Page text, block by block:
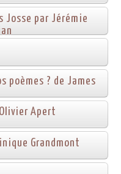
Josse par Jérémie
poèmes ? de James
Apert
Grandmont